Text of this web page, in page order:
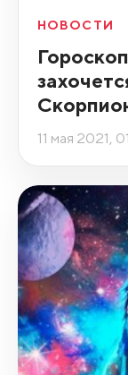
НОВОСТИ
11 мая 2021,